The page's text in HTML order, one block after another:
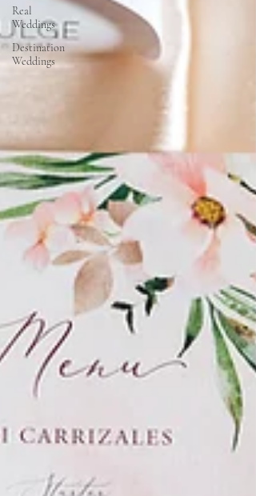
Real
Weddings
Destination
Weddings